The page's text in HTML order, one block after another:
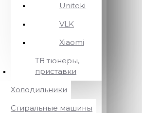
Uniteki
VLK
Xiaomi
ТВ тюнеры,
приставки
Холодильники
Стиральные машины